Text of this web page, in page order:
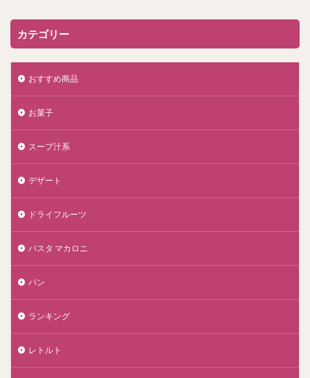
カテゴリー
おすすめ商品
お菓子
スープ汁系
デザート
ドライフルーツ
パスタ マカロニ
パン
ランキング
レトルト